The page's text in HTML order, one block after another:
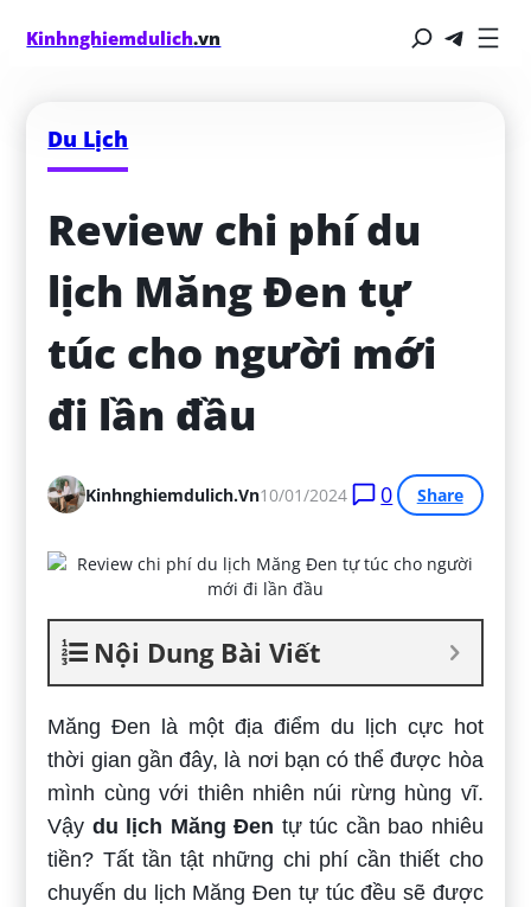
Kinhnghiemdulich.vn
Du Lịch
Review chi phí du
lịch Măng Đen tự
túc cho người mới
đi lần đầu
Kinhnghiemdulich.vn10/01/2024 0 Share
Nội Dung Bài Viết
Măng Đen là một địa điểm du lịch cực hot
thời gian gần đây, là nơi bạn có thể được hòa
mình cùng với thiên nhiên núi rừng hùng vĩ.
Vậy du lịch Măng Đen tự túc cần bao nhiêu
tiền? Tất tần tật những chi phí cần thiết cho
chuyến du lịch Măng Đen tự túc đều sẽ được